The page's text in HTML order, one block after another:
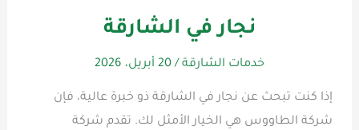
نجار في الشارقة
خدمات الشارقة /20 أبريل، 2026
إذا كنت تبحث عن نجار في الشارقة ذو خبرة عالية، فإن
شركة الطاووس هي الخيار الأمثل لك. تقدم شركة